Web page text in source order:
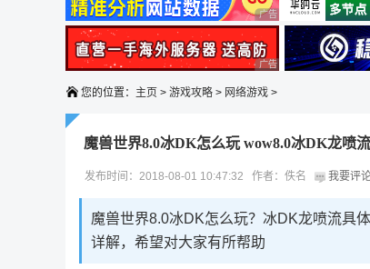
广告 商业广告，理性选择
广告 商业广告，理性选择
您的位置： 主页 > 游戏攻略 > 网络游戏 >
魔兽世界8.0冰DK怎么玩 wow8.0冰DK龙喷
发布时间：2018-08-01 10:47:32 作者：佚名 我要评
魔兽世界8.0冰DK怎么玩？冰DK龙喷流具
详解，希望对大家有所帮助